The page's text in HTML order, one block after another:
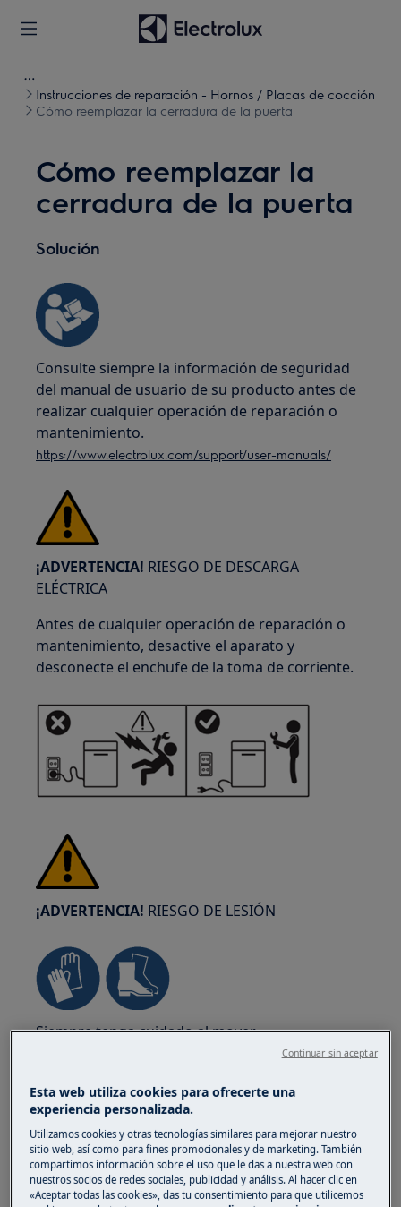
Instrucciones de reparación - Hornos / Placas de cocción
Cómo reemplazar la cerradura de la puerta
Cómo reemplazar la
cerradura de la puerta
Solución
Consulte siempre la información de seguridad
del manual de usuario de su producto antes de
realizar cualquier operación de reparación o
mantenimiento.
https://www.electrolux.com/support/user-manuals/
¡ADVERTENCIA! RIESGO DE DESCARGA
ELÉCTRICA
Antes de cualquier operación de reparación o
mantenimiento, desactive el aparato y
desconecte el enchufe de la toma de corriente.
¡ADVERTENCIA! RIESGO DE LESIÓN
Siempre tenga cuidado al mover
electrodomésticos. Para los electrodomésticos
muevan. Utilice siempre guantes de seguridad y
calzado de protección. Lleve guantes de
seguridad en todo momento para protegerse
de cortes con bordes afilados.
Esta web utiliza cookies para ofrecerte una
experiencia personalizada.
Utilizamos cookies y otras tecnologías similares para mejorar nuestro
sitio web, así como para fines promocionales y de marketing. También
compartimos información sobre el uso que le das a nuestra web con
nuestros socios de redes sociales, publicidad y análisis. Al hacer clic en
«Aceptar todas las cookies», das tu consentimiento para que utilicemos
Continuar sin aceptar